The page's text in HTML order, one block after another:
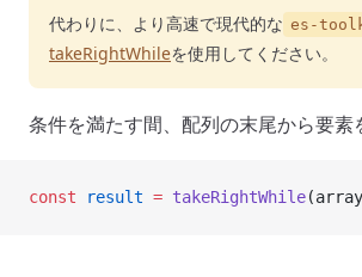
代わりに、より高速で現代的な es-
takeRightWhileを使用してください。
条件を満たす間、配列の末尾から要素
const result = takeRightWhile